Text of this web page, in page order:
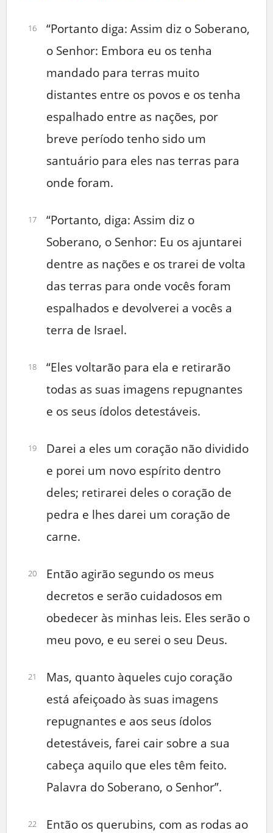
16
“Portanto diga: Assim diz o Soberano,
o Senhor: Embora eu os tenha
mandado para terras muito
distantes entre os povos e os tenha
espalhado entre as nações, por
breve período tenho sido um
santuário para eles nas terras para
onde foram.
17
“Portanto, diga: Assim diz o
Soberano, o Senhor: Eu os ajuntarei
dentre as nações e os trarei de volta
das terras para onde vocês foram
espalhados e devolverei a vocês a
terra de Israel.
18
“Eles voltarão para ela e retirarão
todas as suas imagens repugnantes
e os seus ídolos detestáveis.
19
Darei a eles um coração não dividido
e porei um novo espírito dentro
deles; retirarei deles o coração de
pedra e lhes darei um coração de
carne.
20
Então agirão segundo os meus
decretos e serão cuidadosos em
obedecer às minhas leis. Eles serão o
meu povo, e eu serei o seu Deus.
21
Mas, quanto àqueles cujo coração
está afeiçoado às suas imagens
repugnantes e aos seus ídolos
detestáveis, farei cair sobre a sua
cabeça aquilo que eles têm feito.
Palavra do Soberano, o Senhor”.
22 Então os querubins, com as rodas ao